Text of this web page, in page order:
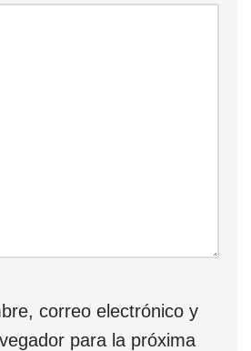
correo electrónico y
para la próxima